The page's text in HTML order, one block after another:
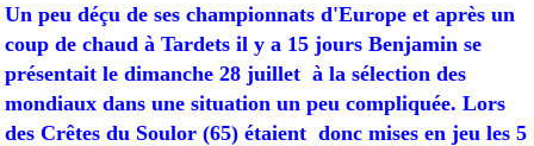
Un peu déçu de ses championnats d'Europe et après un
coup de chaud à Tardets il y a 15 jours Benjamin se
présentait le dimanche 28 juillet à la sélection des
mondiaux dans une situation un peu compliquée. Lors
des Crêtes du Soulor (65) étaient donc mises en jeu les 5